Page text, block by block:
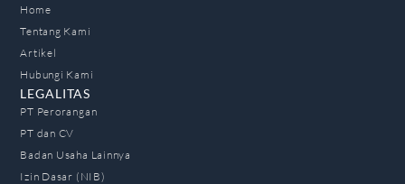
Home
Tentang Kami
Artikel
Hubungi Kami
LEGALITAS
PT Perorangan
PT dan CV
Badan Usaha Lainnya
Izin Dasar (NIB)